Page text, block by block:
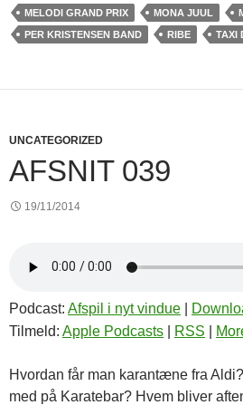
MELODI GRAND PRIX
MONA JUUL
PER KRISTENSEN BAND
RIBE TAXI
UNCATEGORIZED
AFSNIT 039
19/11/2014
Podcast: Afspil i nyt vindue
Tilmeld: Apple Podcasts RSS
Hvordan får man karantæne fra
med på Karatebar? Hvem bliver